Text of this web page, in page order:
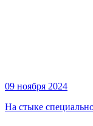
09 ноября 2024
На стыке